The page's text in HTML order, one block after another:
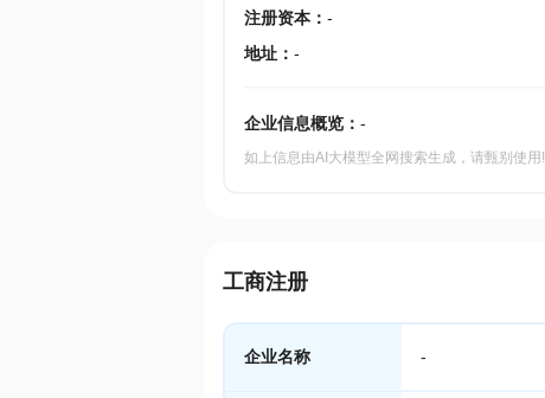
注册资本： -
地址： -
企业信息概览： -
如上信息由AI大模型全网搜索生成，请甄别使用!
工商注册
企业名称 -